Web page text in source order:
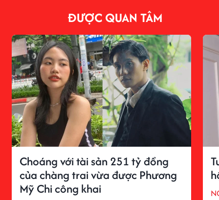
ĐƯỢC QUAN TÂM
Choáng với tài sản 251 tỷ đồng
của chàng trai vừa được Phương
Mỹ Chi công khai